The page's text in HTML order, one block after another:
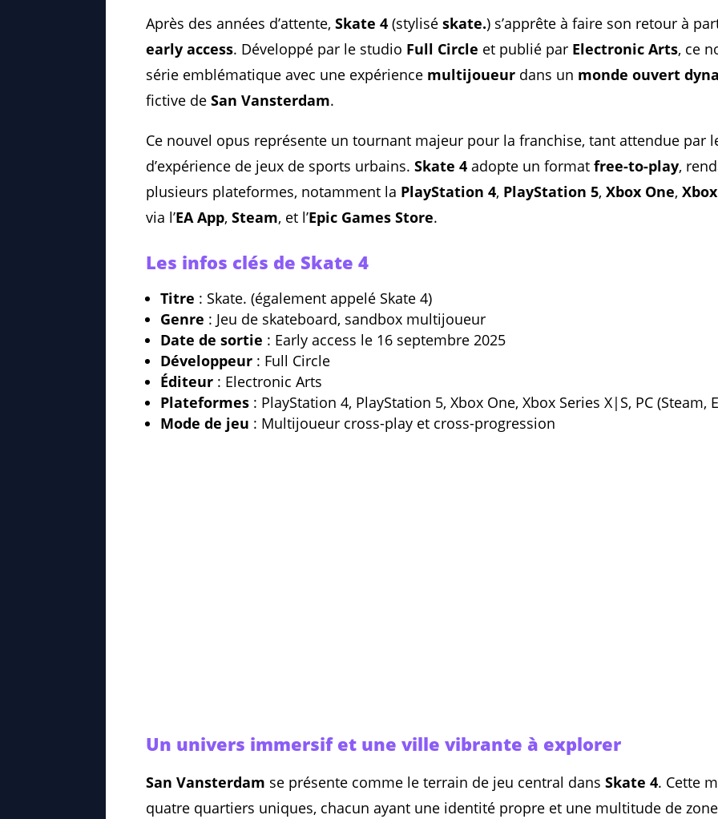
Après des années d’attente, Skate 4 (stylisé skate.) s’apprête à faire son retour à
early access. Développé par le studio Full Circle et publié par Electronic Arts, ce
série emblématique avec une expérience multijoueur dans un monde ouvert
fictive de San Vansterdam.
Ce nouvel opus représente un tournant majeur pour la franchise, tant attendue par
d’expérience de jeux de sports urbains. Skate 4 adopte un format free-to-play,
plusieurs plateformes, notamment la PlayStation 4, PlayStation 5, Xbox One,
via l’EA App, Steam, et l’Epic Games Store.
Les infos clés de Skate 4
Titre : Skate. (également appelé Skate 4)
Genre : Jeu de skateboard, sandbox multijoueur
Date de sortie : Early access le 16 septembre 2025
Développeur : Full Circle
Éditeur : Electronic Arts
Plateformes : PlayStation 4, PlayStation 5, Xbox One, Xbox Series X|S, PC (Steam,
Mode de jeu : Multijoueur cross-play et cross-progression
Un univers immersif et une ville vibrante à explorer
San Vansterdam se présente comme le terrain de jeu central dans Skate 4. Cette
quatre quartiers uniques, chacun ayant une identité propre et une multitude de